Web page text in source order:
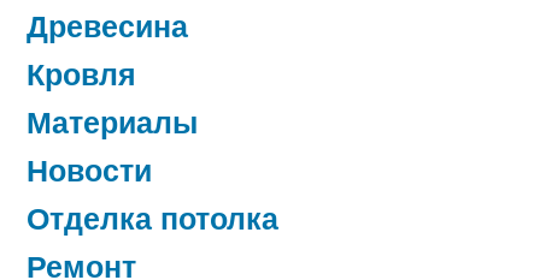
Древесина
Кровля
Материалы
Новости
Отделка потолка
Ремонт